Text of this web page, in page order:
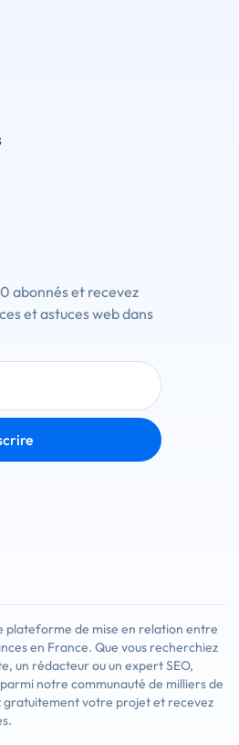
abonnés et recevez
et astuces web dans
plateforme de mise en relation entre
en France. Que vous recherchiez
un rédacteur ou un expert SEO,
notre communauté de milliers de
gratuitement votre projet et recevez